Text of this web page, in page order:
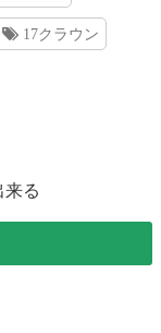
17クラウン
来る